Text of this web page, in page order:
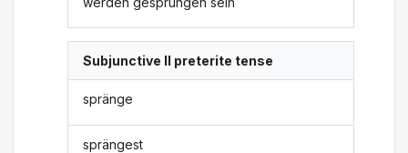
Subjunctive II preterite tense
spränge
sprängest